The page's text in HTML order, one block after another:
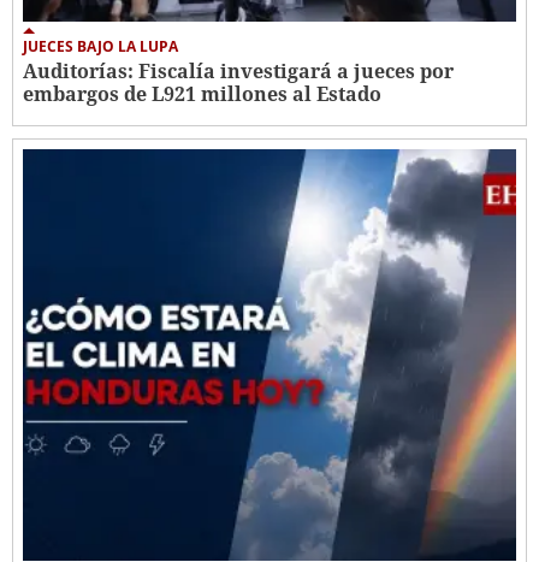
JUECES BAJO LA LUPA
Auditorías: Fiscalía investigará a jueces por
embargos de L921 millones al Estado